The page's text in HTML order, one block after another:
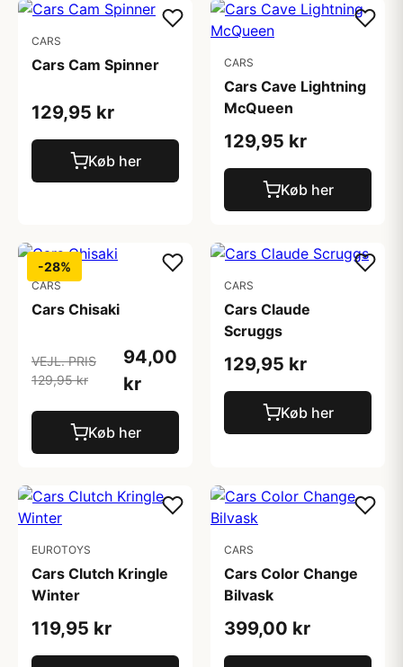
CARS
Cars Cam Spinner
129,95 kr
Køb her
CARS
Cars Cave Lightning
McQueen
129,95 kr
Køb her
-28%
CARS
Cars Chisaki
VEJL. PRIS
129,95 kr
94,00
kr
Køb her
CARS
Cars Claude
Scruggs
129,95 kr
Køb her
EUROTOYS
Cars Clutch Kringle
Winter
119,95 kr
CARS
Cars Color Change
Bilvask
399,00 kr